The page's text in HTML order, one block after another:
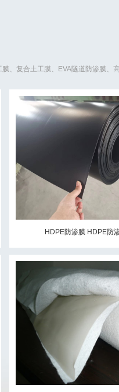
、复合土工膜、EVA隧道防渗膜、
HDPE防渗膜 HDPE防